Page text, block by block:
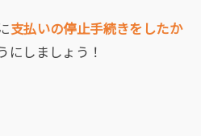
支払いの停止手続きをしたか
にしましょう！